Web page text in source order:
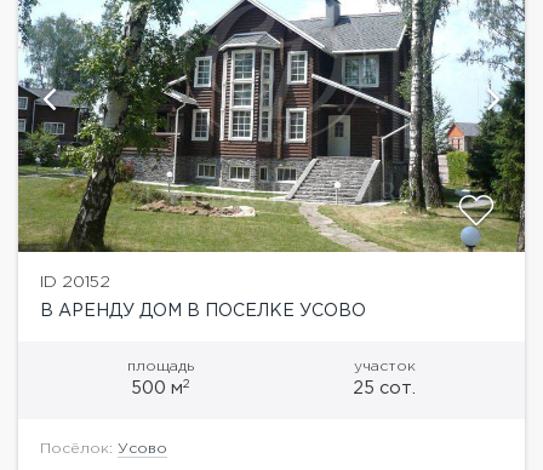
ID 20152
В АРЕНДУ ДОМ В ПОСЕЛКЕ УСОВО
площадь
500 м2
участок
25 сот.
Посёлок: Усово